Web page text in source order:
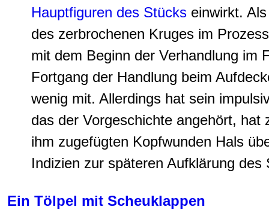
Hauptfiguren des Stücks einwirkt.
des zerbrochenen Kruges im
mit dem Beginn der Verhandlung im
Fortgang der Handlung beim
wenig mit. Allerdings hat sein
das der Vorgeschichte angehört, hat
ihm zugefügten Kopfwunden Hals
Indizien zur späteren Aufklärung
Ein Tölpel mit Scheuklappen